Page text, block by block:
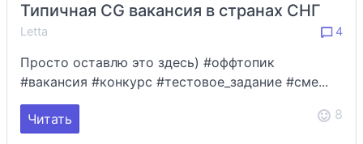
Типичная CG вакансия в странах СНГ
Letta 4
Просто оставлю это здесь) #оффтопик
#вакансия #конкурс #тестовое_задание #сме...
Читать 8